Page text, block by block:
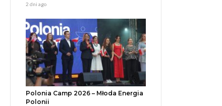
2 dni ago
Polonia Camp 2026 – Młoda Energia
Polonii